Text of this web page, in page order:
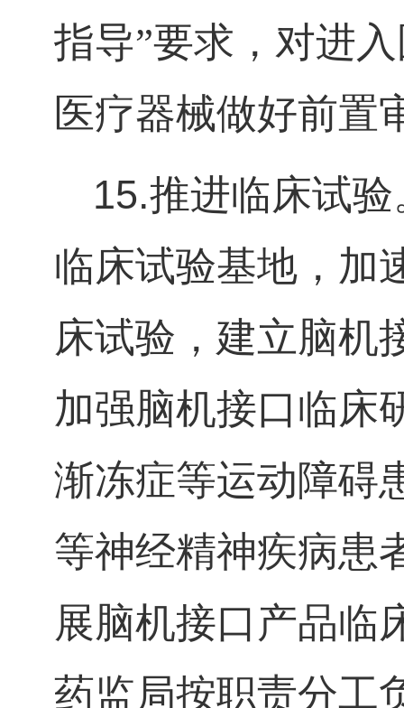
指导”要求，对进
医疗器械做好前置
15.推进临床试
临床试验基地，加
床试验，建立脑机
加强脑机接口临床
渐冻症等运动障碍
等神经精神疾病患
展脑机接口产品临
药监局按职责分工